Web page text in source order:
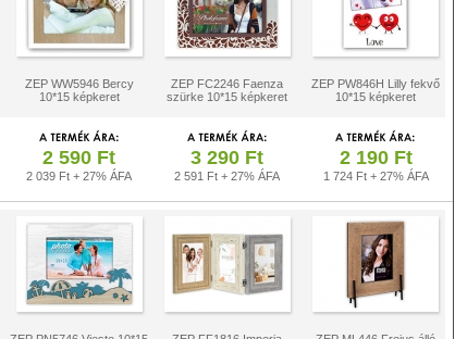
ZEP WW5946 Bercy
10*15 képkeret
ZEP FC2246 Faenza
szürke 10*15 képkeret
ZEP PW846H Lilly fekvő
10*15 képkeret
2 590 Ft
2 039 Ft + 27% ÁFA
3 290 Ft
2 591 Ft + 27% ÁFA
2 190 Ft
1 724 Ft + 27% ÁFA